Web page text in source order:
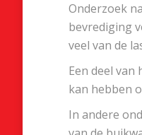
Onderzoek
bevrediging
veel van de
Een deel
kan hebben
In andere